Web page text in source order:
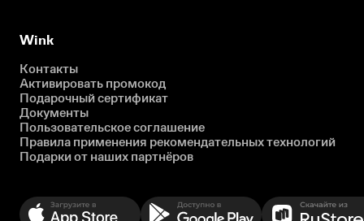
Wink
Контакты
Активировать промокод
Подарочный сертификат
Документы
Пользовательское соглашение
Правила применения рекомендательных технологий
Подарки от наших партнёров